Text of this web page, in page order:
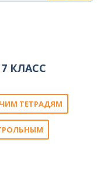
КЛАСС
ТЕТРАДЯМ